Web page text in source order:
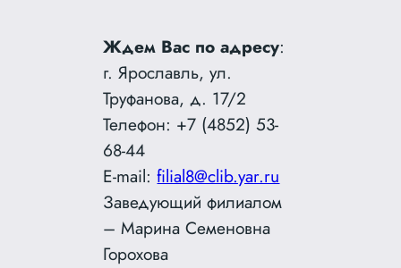
Ждем Вас по адресу:
г. Ярославль, ул.
Труфанова, д. 17/2
Телефон: +7 (4852) 53-
68-44
E-mail:filial8@clib.yar.ru
Заведующий филиалом
– Марина Семеновна
Горохова